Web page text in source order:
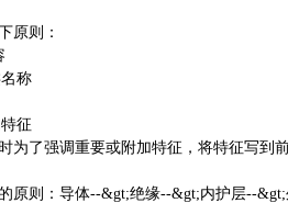
原则：
称
征
了强调重要或附加特征，将特征写到前
则：导体--&gt;绝缘--&gt;内护层--&gt;